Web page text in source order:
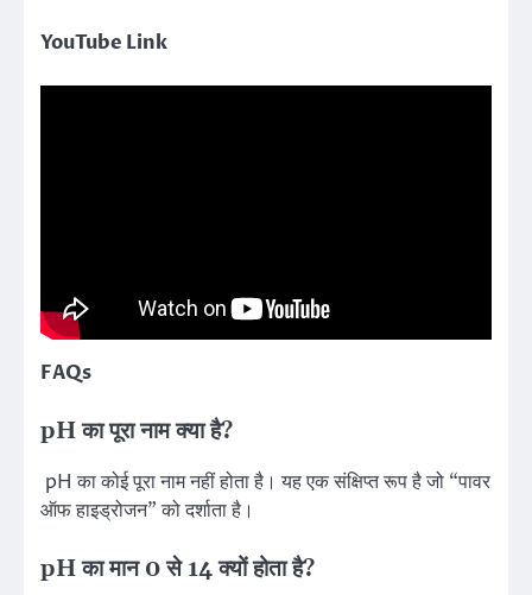
YouTube Link
FAQs
pH का पूरा नाम क्या है?
pH का कोई पूरा नाम नहीं होता है। यह एक संक्षिप्त रूप है जो “पावर
ऑफ हाइड्रोजन” को दर्शाता है।
pH का मान 0 से 14 क्यों होता है?